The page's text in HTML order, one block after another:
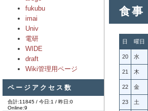
fukubu
imai
Univ
電研
WIDE
draft
Wiki管理用ページ
ページアクセス数
合計:11845 / 今日:1 / 昨日:0
Online:9
食事
日 曜日
20 水
21 木
22 金
23 土